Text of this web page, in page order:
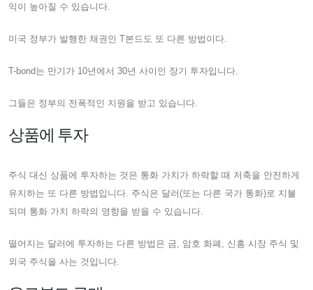
익이 높아질 수 있습니다.
미국 정부가 발행한 채권인 T본드도 또 다른 방법이다.
T-bond는 만기가 10년에서 30년 사이인 장기 투자입니다.
그들은 정부의 전폭적인 지원을 받고 있습니다.
상품에 투자
주식 대신 상품에 투자하는 것은 통화 가치가 하락할 때 저축을 안전하게
유지하는 또 다른 방법입니다. 주식은 달러(또는 다른 국가 통화)로 지불
되며 통화 가치 하락의 영향을 받을 수 있습니다.
떨어지는 달러에 투자하는 다른 방법은 금, 암호 화폐, 신흥 시장 주식 및
외국 주식을 사는 것입니다.